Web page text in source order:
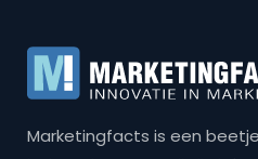
Marketingfacts is een